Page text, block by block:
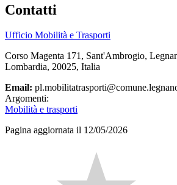
Contatti
Ufficio Mobilità e Trasporti
Corso Magenta 171, Sant'Ambrogio,
Lombardia, 20025, Italia
Email:
Argomenti:
Mobilità e trasporti
Pagina aggiornata il 12/05/2026